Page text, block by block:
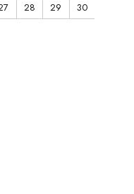
28 29 30